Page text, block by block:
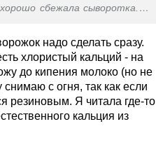
сбежала сыворотка. И
надо сделать сразу.
хлористый кальций - на
до кипения молоко (но не
с огня, так как если
резиновым. Я читала где-то
кальция из